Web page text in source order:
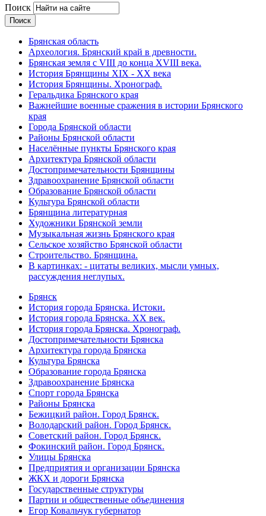
Поиск
Брянская область
Археология. Брянский край в древности.
Брянская земля с VIII до конца XVIII века.
История Брянщины XIX - XX века
История Брянщины. Хронограф.
Геральдика Брянского края
Важнейшие военные сражения в истории Брянского
края
Города Брянской области
Районы Брянской области
Населённые пункты Брянского края
Архитектура Брянской области
Достопримечательности Брянщины
Здравоохранение Брянской области
Образование Брянской области
Культура Брянской области
Брянщина литературная
Художники Брянской земли
Музыкальная жизнь Брянского края
Сельское хозяйство Брянской области
Строительство. Брянщина.
В картинках: - цитаты великих, мысли умных,
рассуждения неглупых.
Брянск
История города Брянска. Истоки.
История города Брянска. XX век.
История города Брянска. Хронограф.
Достопримечательности Брянска
Архитектура города Брянска
Культура Брянска
Образование города Брянска
Здравоохранение Брянска
Спорт города Брянска
Районы Брянска
Бежицкий район. Город Брянск.
Володарский район. Город Брянск.
Советский район. Город Брянск.
Фокинский район. Город Брянск.
Улицы Брянска
Предприятия и организации Брянска
ЖКХ и дороги Брянска
Государственные структуры
Партии и общественные объединения
Егор Ковальчук губернатор